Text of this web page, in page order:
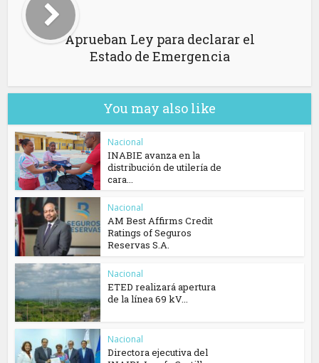
Aprueban Ley para declarar el
Estado de Emergencia
You may also like
Nacional
INABIE avanza en la
distribución de utilería de
cara...
Nacional
AM Best Affirms Credit
Ratings of Seguros
Reservas S.A.
Nacional
ETED realizará apertura
de la línea 69 kV...
Nacional
Directora ejecutiva del